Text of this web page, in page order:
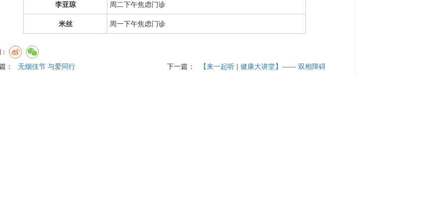
李亚琼 周二下午焦虑门诊
米丝 周一下午焦虑门诊
： 无烟佳节 与爱同行 下一篇： 【来一起听 | 健康大讲堂】—— 双相障碍